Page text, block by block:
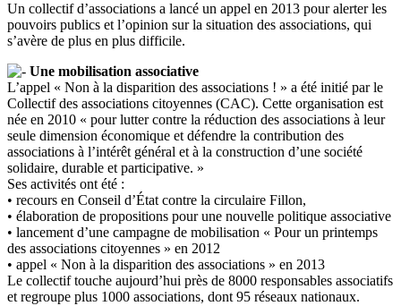
Un collectif d’associations a lancé un appel en 2013 pour alerter les
pouvoirs publics et l’opinion sur la situation des associations, qui
s’avère de plus en plus difficile.
Une mobilisation associative
L’appel « Non à la disparition des associations ! » a été initié par le
Collectif des associations citoyennes (CAC). Cette organisation est
née en 2010 « pour lutter contre la réduction des associations à leur
seule dimension économique et défendre la contribution des
associations à l’intérêt général et à la construction d’une société
solidaire, durable et participative. »
Ses activités ont été :
• recours en Conseil d’État contre la circulaire Fillon,
• élaboration de propositions pour une nouvelle politique associative
• lancement d’une campagne de mobilisation « Pour un printemps
des associations citoyennes » en 2012
• appel « Non à la disparition des associations » en 2013
Le collectif touche aujourd’hui près de 8000 responsables associatifs
et regroupe plus 1000 associations, dont 95 réseaux nationaux.